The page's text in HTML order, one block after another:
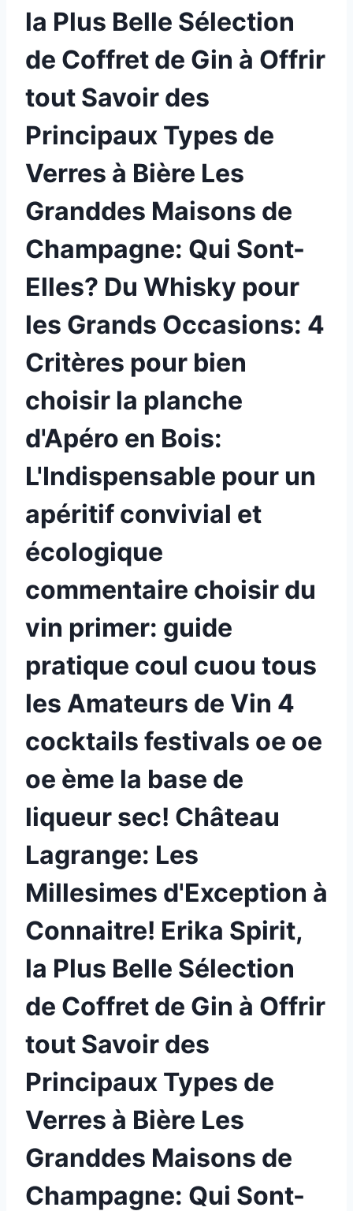
la Plus Belle Sélection
de Coffret de Gin à Offrir
tout Savoir des
Principaux Types de
Verres à Bière Les
Granddes Maisons de
Champagne: Qui Sont-
Elles? Du Whisky pour
les Grands Occasions: 4
Critères pour bien
choisir la planche
d'Apéro en Bois:
L'Indispensable pour un
apéritif convivial et
écologique
commentaire choisir du
vin primer: guide
pratique coul cuou tous
les Amateurs de Vin 4
cocktails festivals oe oe
oe ème la base de
liqueur sec! Château
Lagrange: Les
Millesimes d'Exception à
Connaitre! Erika Spirit,
la Plus Belle Sélection
de Coffret de Gin à Offrir
tout Savoir des
Principaux Types de
Verres à Bière Les
Granddes Maisons de
Champagne: Qui Sont-